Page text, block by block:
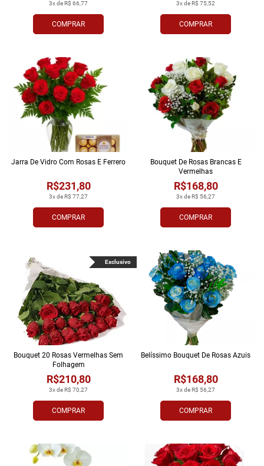
COMPRAR
3x de R$ 66,77
COMPRAR
3x de R$ 75,52
COMPRAR
3x de R$ 77,27
R$231,80
Jarra De Vidro Com Rosas E Ferrero
COMPRAR
3x de R$ 56,27
R$168,80
Bouquet De Rosas Brancas E
Vermelhas
COMPRAR
3x de R$ 70,27
R$210,80
Bouquet 20 Rosas Vermelhas Sem
Folhagem
Exclusivo
COMPRAR
3x de R$ 56,27
R$168,80
Belíssimo Bouquet De Rosas Azuis